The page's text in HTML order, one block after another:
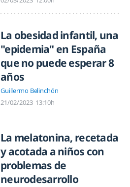
La obesidad infantil, una
"epidemia" en España
que no puede esperar 8
años
Guillermo Belinchón
21/02/2023 13:10h
La melatonina, recetada
y acotada a niños con
problemas de
neurodesarrollo